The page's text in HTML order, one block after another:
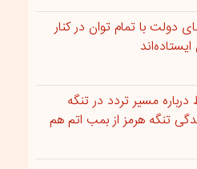
با تمام توان در کنار
مسیر تردد در تنگه
تنگه هرمز از بمب اتم هم